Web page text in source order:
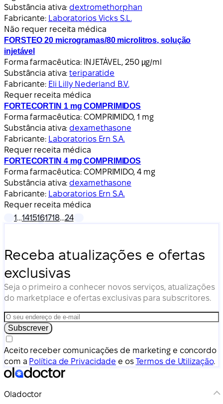
Substância ativa: dextromethorphan
Fabricante: Laboratorios Vicks S.L.
Não requer receita médica
FORSTEO 20 microgramas/80 microlitros, solução
injetável
Forma farmacêutica: INJETÁVEL, 250 µg/ml
Substância ativa:teriparatide
Fabricante: Eli Lilly Nederland B.V.
Requer receita médica
FORTECORTIN 1 mg COMPRIMIDOS
Forma farmacêutica: COMPRIMIDO, 1 mg
Substância ativa: dexamethasone
Fabricante: Laboratorios Ern S.A.
Requer receita médica
FORTECORTIN 4 mg COMPRIMIDOS
Forma farmacêutica: COMPRIMIDO, 4 mg
Substância ativa: dexamethasone
Fabricante: Laboratorios Ern S.A.
Requer receita médica
1…1415161718…24
Receba atualizações e ofertas
exclusivas
Seja o primeiro a conhecer novos serviços, atualizações
do marketplace e ofertas exclusivas para subscritores.
Subscrever
Aceito receber comunicações de marketing e concordo
com a Política de Privacidade e os Termos de Utilização.
Oladoctor